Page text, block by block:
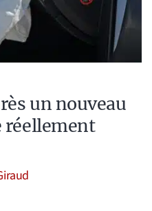
un nouveau
réellement